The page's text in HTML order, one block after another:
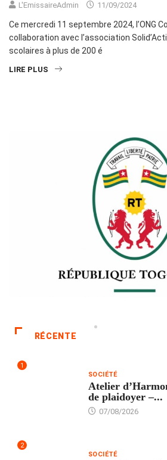
L'EmissaireAdmin 11/09/2024
Ce mercredi 11 septembre 2024, l’ONG
collaboration avec l’association
scolaires à plus de 200 é
LIRE PLUS
RÉCENTE
1
SOCIÉTÉ
Atelier
de plaidoyer –...
07/08/2026
2
SOCIÉTÉ